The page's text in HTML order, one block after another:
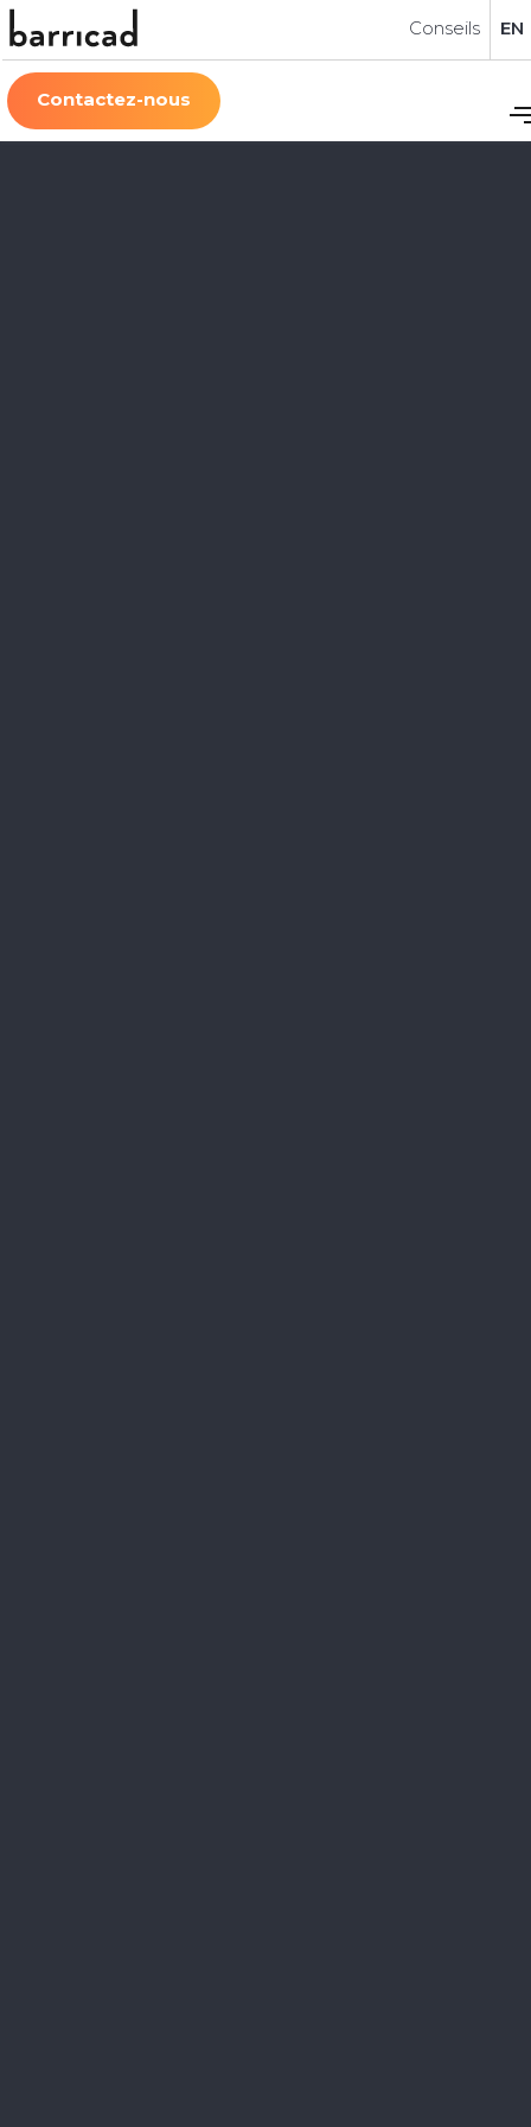
Conseils EN
Contactez-nous